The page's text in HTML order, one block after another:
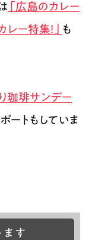
「広島のカレー
ー特集！」
も
珈琲サンデー
ートもしていま
す